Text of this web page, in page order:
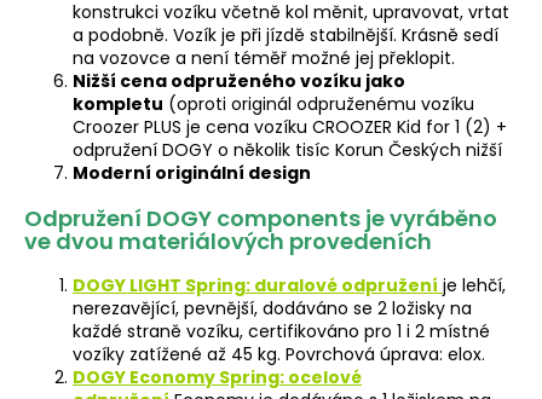
konstrukci vozíku včetně kol měnit, upravovat, vrtat
a podobně. Vozík je při jízdě stabilnější. Krásně sedí
na vozovce a není téměř možné jej překlopit.
Nižší cena odpruženého vozíku jako
kompletu (oproti originál odpruženému vozíku
Croozer PLUS je cena vozíku CROOZER Kid for 1 (2) +
odpružení DOGY o několik tisíc Korun Českých nižší
Moderní originální design
Odpružení DOGY components je vyráběno
ve dvou materiálových provedeních
DOGY LIGHT Spring: duralové odpružení je lehčí,
nerezavějící, pevnější, dodáváno se 2 ložisky na
každé straně vozíku, certifikováno pro 1 i 2 místné
vozíky zatížené až 45 kg. Povrchová úprava: elox.
DOGY Economy Spring: ocelové